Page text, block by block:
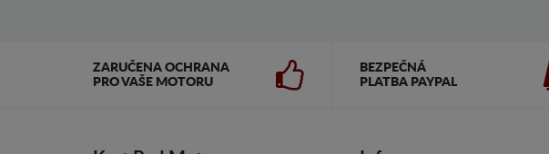
ZARUČENA OCHRANA
PRO VAŠE MOTORU
BEZPEČNÁ
PLATBA PAYPAL